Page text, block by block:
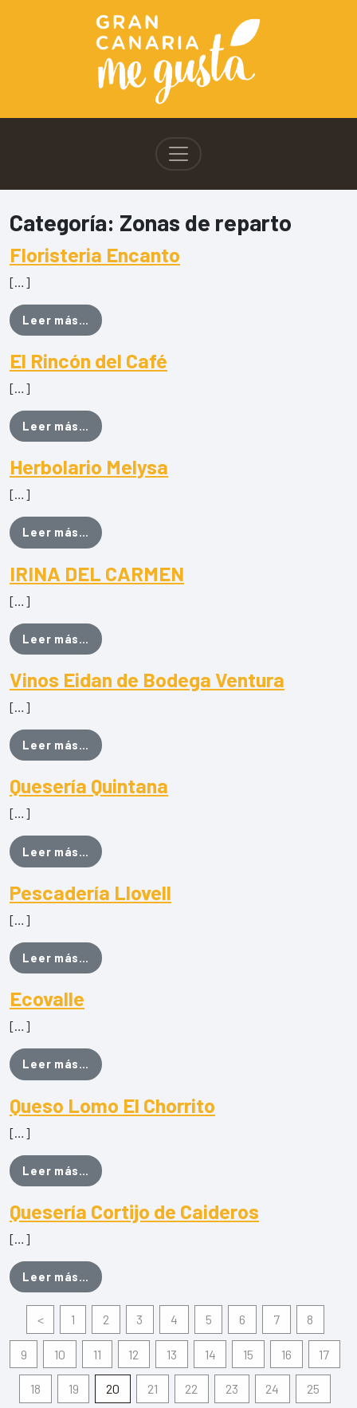
Categoría: Zonas de reparto
Floristeria Encanto
[…]
Leer más… from Floristeria Encanto
El Rincón del Café
[…]
Leer más… from El Rincón del Café
Herbolario Melysa
[…]
Leer más… from Herbolario Melysa
IRINA DEL CARMEN
[…]
Leer más… from IRINA DEL CARMEN
Vinos Eidan de Bodega Ventura
[…]
Leer más… from Vinos Eidan de Bodega Ventura
Quesería Quintana
[…]
Leer más… from Quesería Quintana
Pescadería Llovell
[…]
Leer más… from Pescadería Llovell
Ecovalle
[…]
Leer más… from Ecovalle
Queso Lomo El Chorrito
[…]
Leer más… from Queso Lomo El Chorrito
Quesería Cortijo de Caideros
[…]
Leer más… from Quesería Cortijo de Caideros
< 1 2 3 4 5 6 7 8
9 10 11 12 13 14 15 16 17
18 19 20 21 22 23 24 25